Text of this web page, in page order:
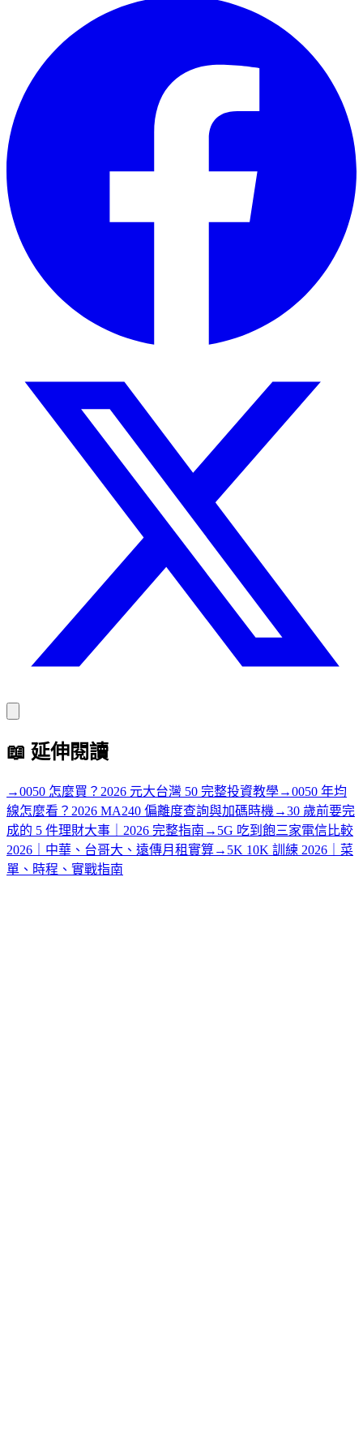
📖 延伸閱讀
→0050 怎麼買？2026 元大台灣 50 完整投資教學→0050 年均
線怎麼看？2026 MA240 偏離度查詢與加碼時機 →30 歲前要完
成的 5 件理財大事｜2026 完整指南 → 5G 吃到飽三家電信比較
2026｜中華、台哥大、遠傳月租實算→ 5K 10K 訓練 2026｜菜
單、時程、實戰指南